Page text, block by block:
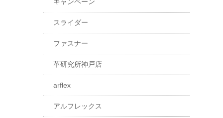
スライダー
ファスナー
革研究所神戸店
arflex
アルフレックス